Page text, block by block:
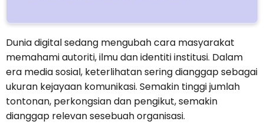
Dunia digital sedang mengubah cara masyarakat
memahami autoriti, ilmu dan identiti institusi. Dalam
era media sosial, keterlihatan sering dianggap sebagai
ukuran kejayaan komunikasi. Semakin tinggi jumlah
tontonan, perkongsian dan pengikut, semakin
dianggap relevan sesebuah organisasi.